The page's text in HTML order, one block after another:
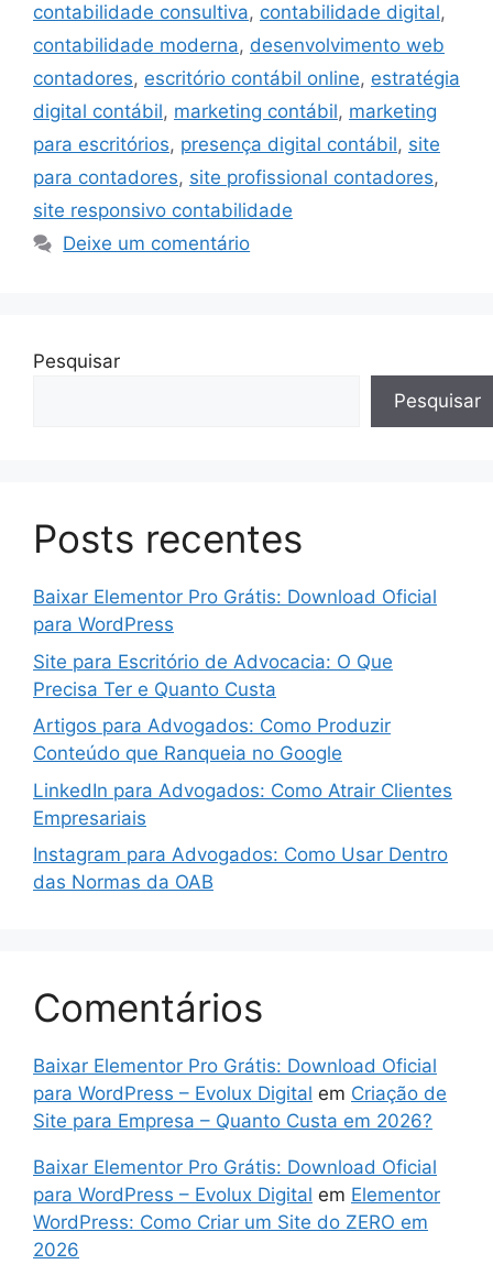
contabilidade consultiva, contabilidade digital,
contabilidade moderna, desenvolvimento web
contadores, escritório contábil online, estratégia
digital contábil, marketing contábil, marketing
para escritórios, presença digital contábil, site
para contadores, site profissional contadores,
site responsivo contabilidade
Deixe um comentário
Pesquisar
Pesquisar
Posts recentes
Baixar Elementor Pro Grátis: Download Oficial
para WordPress
Site para Escritório de Advocacia: O Que
Precisa Ter e Quanto Custa
Artigos para Advogados: Como Produzir
Conteúdo que Ranqueia no Google
LinkedIn para Advogados: Como Atrair Clientes
Empresariais
Instagram para Advogados: Como Usar Dentro
das Normas da OAB
Comentários
Baixar Elementor Pro Grátis: Download Oficial
para WordPress – Evolux Digital em Criação de
Site para Empresa – Quanto Custa em 2026?
Baixar Elementor Pro Grátis: Download Oficial
para WordPress – Evolux Digital em Elementor
WordPress: Como Criar um Site do ZERO em
2026